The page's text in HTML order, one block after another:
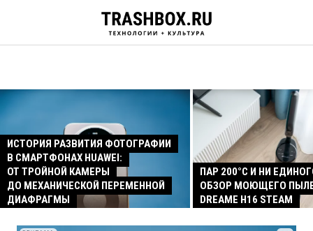
ИСТОРИЯ РАЗВИТИЯ ФОТОГРАФИИ
В СМАРТФОНАХ HUAWEI:
ОТ ТРОЙНОЙ КАМЕРЫ
ДО МЕХАНИЧЕСКОЙ ПЕРЕМЕННОЙ
ДИАФРАГМЫ
ПАР 200°C И НИ
ОБЗОР МОЮЩЕГО
DREAME H16 STEAM